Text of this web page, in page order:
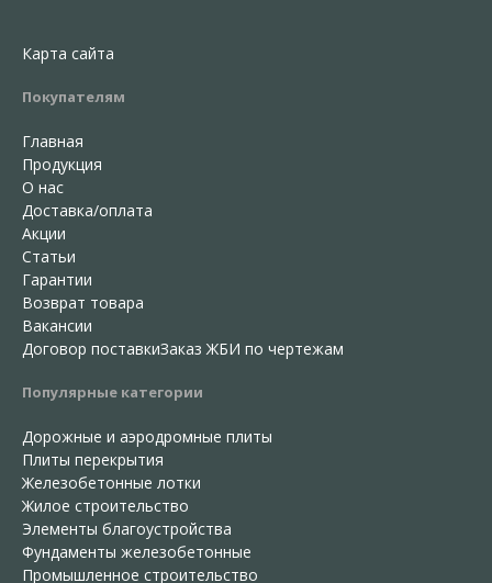
Карта сайта
Покупателям
Главная
Продукция
О нас
Доставка/оплата
Акции
Статьи
Гарантии
Возврат товара
Вакансии
Договор поставкиЗаказ ЖБИ по чертежам
Популярные категории
Дорожные и аэродромные плиты
Плиты перекрытия
Железобетонные лотки
Жилое строительство
Элементы благоустройства
Фундаменты железобетонные
Промышленное строительство